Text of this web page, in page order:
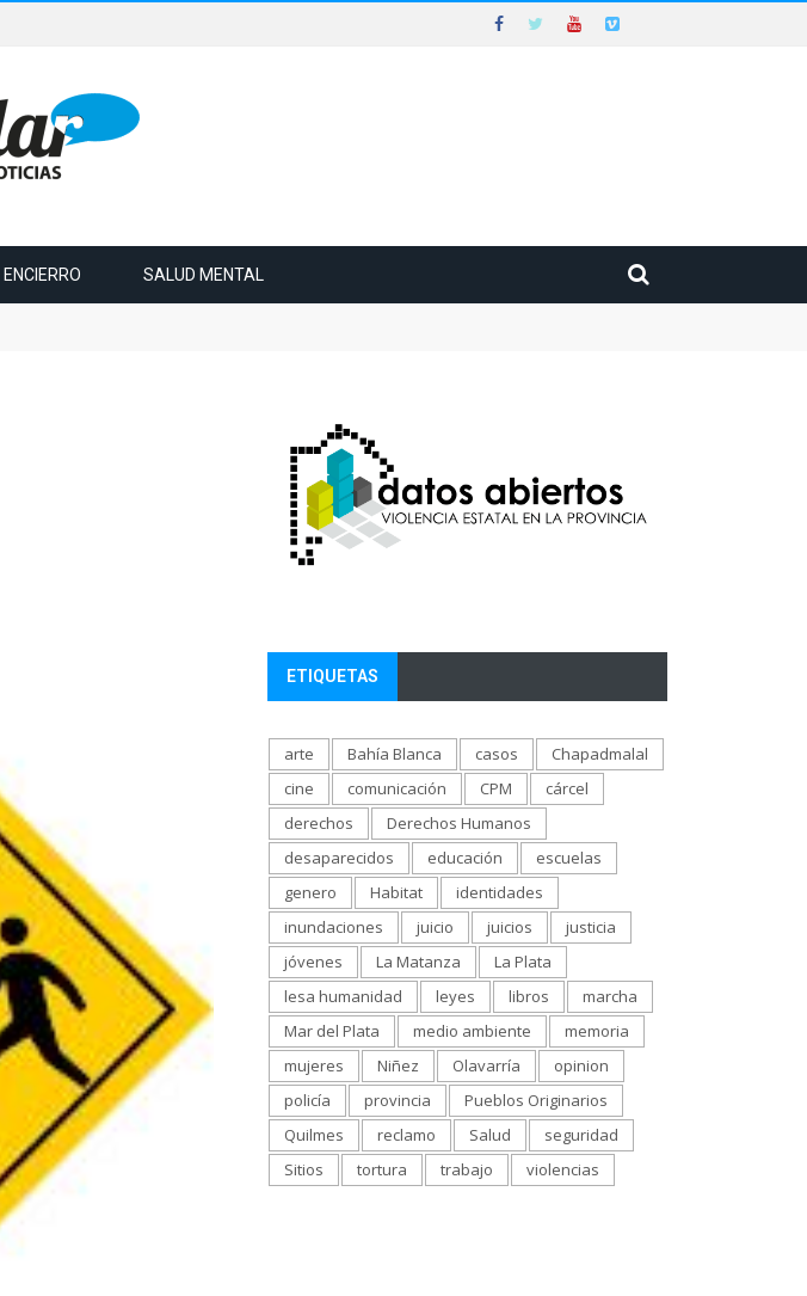
ENCIERRO SALUD MENTAL
ETIQUETAS
arte Bahía Blanca casos
Chapadmalal
cine
comunicación CPM
cárcel
derechos
Derechos Humanos
desaparecidos
educación
escuelas
genero
Habitat
identidades
inundaciones
juicio juicios
justicia
jóvenes
La Matanza
La Plata
lesa humanidad
leyes libros
marcha
Mar del Plata
medio ambiente
memoria
mujeres
Niñez Olavarría
opinion
policía
provincia
Pueblos Originarios
Quilmes
reclamo Salud
seguridad
Sitios
tortura trabajo violencias